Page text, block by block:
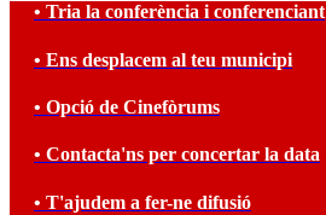
• Tria la conferència i conferenciant
• Ens desplacem al teu municipi
• Opció de Cinefòrums
• Contacta'ns per concertar la data
• T'ajudem a fer-ne difusió